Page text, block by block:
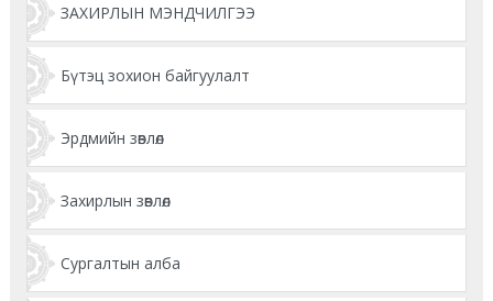
ЗАХИРЛЫН МЭНДЧИЛГЭЭ
Бүтэц зохион байгуулалт
Эрдмийн зөвлөл
Захирлын зөвлөл
Сургалтын алба